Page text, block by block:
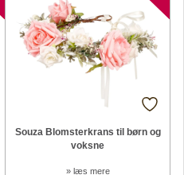
Souza Blomsterkrans til børn og
voksne
» læs mere